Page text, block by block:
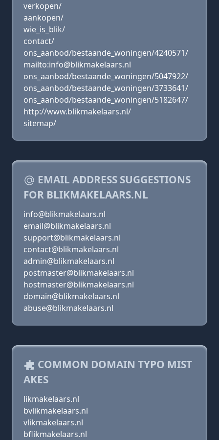
verkopen/
aankopen/
wie_is_blik/
contact/
ons_aanbod/bestaande_woningen/4240571/
mailto:info@blikmakelaars.nl
ons_aanbod/bestaande_woningen/5047922/
ons_aanbod/bestaande_woningen/3733641/
ons_aanbod/bestaande_woningen/5182647/
http://www.blikmakelaars.nl/
sitemap/
EMAIL ADDRESS SUGGESTIONS
FOR BLIKMAKELAARS.NL
info@blikmakelaars.nl
email@blikmakelaars.nl
support@blikmakelaars.nl
contact@blikmakelaars.nl
admin@blikmakelaars.nl
postmaster@blikmakelaars.nl
hostmaster@blikmakelaars.nl
domain@blikmakelaars.nl
abuse@blikmakelaars.nl
COMMON DOMAIN TYPO MIST
AKES
likmakelaars.nl
bvlikmakelaars.nl
vlikmakelaars.nl
bflikmakelaars.nl